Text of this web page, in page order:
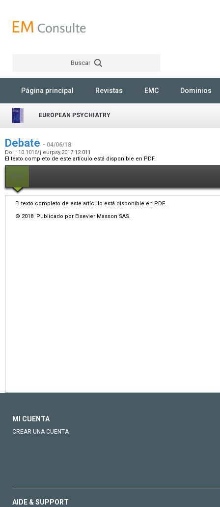
Buscar
Página principal Revistas EMC Dominios
EUROPEAN PSYCHIATRY
Debate - 04/06/18
Doi : 10.1016/j.eurpsy.2017.12.011
El texto completo de este artículo está disponible en PDF.
PDF
El texto completo de este artículo está disponible en PDF.
© 2018 Publicado por Elsevier Masson SAS.
MI CUENTA
CREAR UNA CUENTA
AIDE & SUPPORT